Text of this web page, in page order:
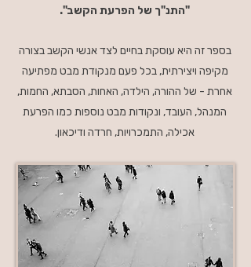
"התנ"ך של הפרעת הקשב".
בספר זה היא עוסקת בחיים לצד אנשי הקשב בצורה
מקיפה ויצירתית, בכל פעם מנקודת מבט מפתיעה
אחרת - של ההורה, הילדה, האחות, הסבתא, החמות,
המנהל, העובד, ונקודות מבט נוספות כמו הפרעת
אכילה, התמכרויות, חרדה ודיכאון.